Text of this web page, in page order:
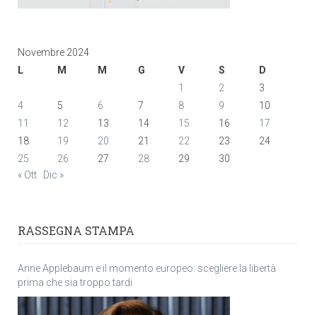
Novembre 2024
L
M M G V S
D
1
2
3
4
5 6 7 8 9
10
11
12 13 14 15 16
17
18
19 20 21 22 23
24
25
26 27 28 29
30
« Ott
Dic »
RASSEGNA STAMPA
Anne Applebaum e il momento europeo: scegliere la libertà
prima che sia troppo tardi